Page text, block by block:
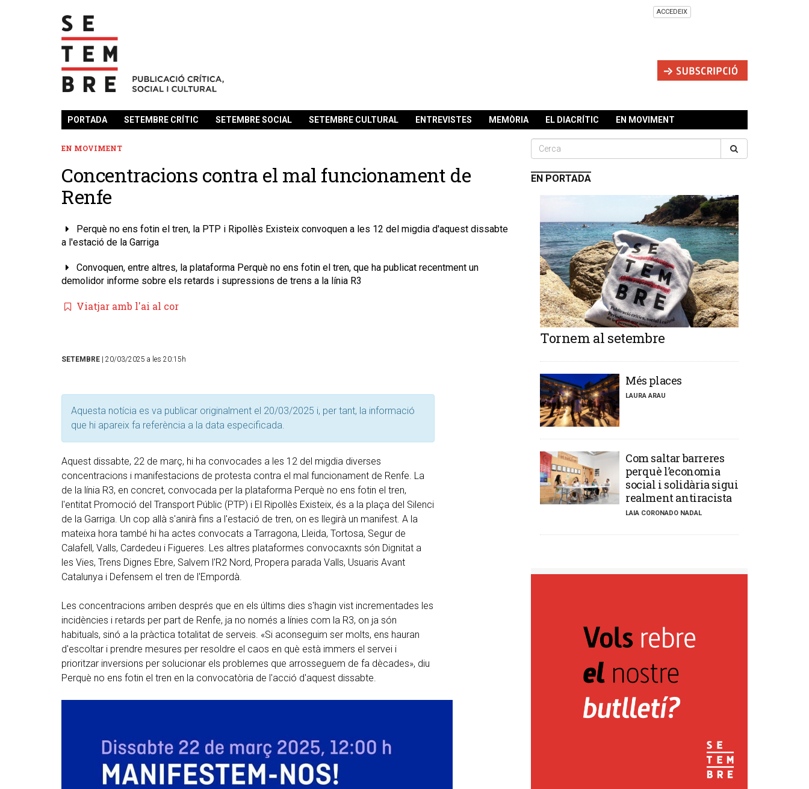
ACCEDEIX
PORTADA SETEMBRE CRÍTIC SETEMBRE SOCIAL SETEMBRE CULTURAL ENTREVISTES MEMÒRIA EL DIACRÍTIC EN MOVIMENT
EN MOVIMENT
Concentracions contra el mal funcionament de
Renfe
Perquè no ens fotin el tren, la PTP i Ripollès Existeix convoquen a les 12 del migdia d'aquest dissabte
a l'estació de la Garriga
Convoquen, entre altres, la plataforma Perquè no ens fotin el tren, que ha publicat recentment un
demolidor informe sobre els retards i supressions de trens a la línia R3
Viatjar amb l'ai al cor
SETEMBRE | 20/03/2025 a les 20:15h
Aquesta notícia es va publicar originalment el 20/03/2025 i, per tant, la informació
que hi apareix fa referència a la data especificada.
Aquest dissabte, 22 de març, hi ha convocades a les 12 del migdia diverses
concentracions i manifestacions de protesta contra el mal funcionament de Renfe. La
de la línia R3, en concret, convocada per la plataforma Perquè no ens fotin el tren,
l'entitat Promoció del Transport Públic (PTP) i El Ripollès Existeix, és a la plaça del Silenci
de la Garriga. Un cop allà s'anirà fins a l'estació de tren, on es llegirà un manifest. A la
mateixa hora també hi ha actes convocats a Tarragona, Lleida, Tortosa, Segur de
Calafell, Valls, Cardedeu i Figueres. Les altres plataformes convocaxnts són Dignitat a
les Vies, Trens Dignes Ebre, Salvem l'R2 Nord, Propera parada Valls, Usuaris Avant
Catalunya i Defensem el tren de l'Empordà.
Les concentracions arriben després que en els últims dies s'hagin vist incrementades les
incidències i retards per part de Renfe, ja no només a línies com la R3, on ja són
habituals, sinó a la pràctica totalitat de serveis. «Si aconseguim ser molts, ens hauran
d'escoltar i prendre mesures per resoldre el caos en què està immers el servei i
prioritzar inversions per solucionar els problemes que arrosseguem de fa dècades», diu
Perquè no ens fotin el tren en la convocatòria de l'acció d'aquest dissabte.
EN PORTADA
Tornem al setembre
​Més places
LAURA ARAU
​Com saltar barreres
perquè l’economia
social i solidària sigui
realment antiracista
LAIA CORONADO NADAL